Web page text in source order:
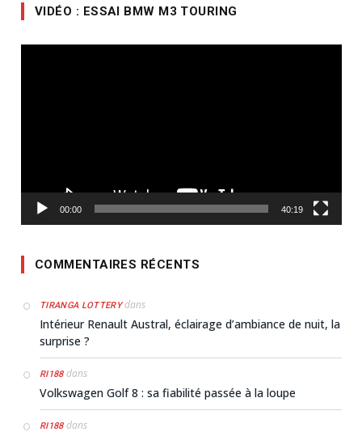
VIDÉO : ESSAI BMW M3 TOURING
00:00 40:19
COMMENTAIRES RÉCENTS
TIRANGA LOTTERYdans
Intérieur Renault Austral, éclairage d’ambiance de nuit, la
surprise ?
RI188dans
Volkswagen Golf 8 : sa fiabilité passée à la loupe
RI188dans